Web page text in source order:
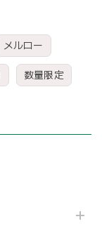
メルロー
数量限定